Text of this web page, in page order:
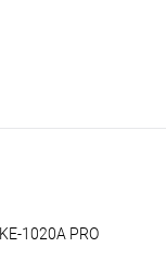
1020A PRO